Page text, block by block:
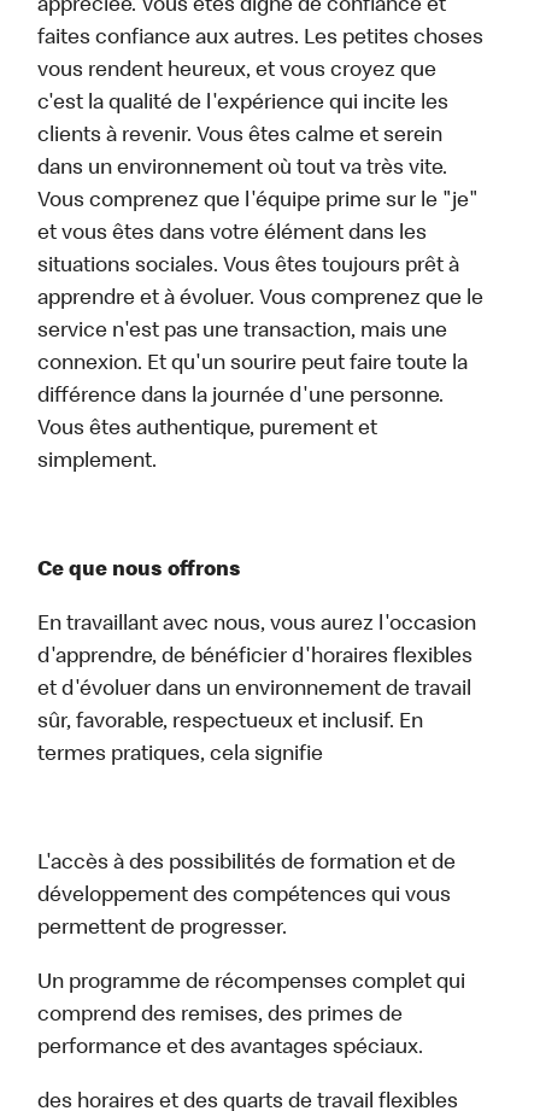
appréciée. Vous êtes digne de confiance et
faites confiance aux autres. Les petites choses
vous rendent heureux, et vous croyez que
c'est la qualité de l'expérience qui incite les
clients à revenir. Vous êtes calme et serein
dans un environnement où tout va très vite.
Vous comprenez que l'équipe prime sur le "je"
et vous êtes dans votre élément dans les
situations sociales. Vous êtes toujours prêt à
apprendre et à évoluer. Vous comprenez que le
service n'est pas une transaction, mais une
connexion. Et qu'un sourire peut faire toute la
différence dans la journée d'une personne.
Vous êtes authentique, purement et
simplement.
Ce que nous offrons
En travaillant avec nous, vous aurez l'occasion
d'apprendre, de bénéficier d'horaires flexibles
et d'évoluer dans un environnement de travail
sûr, favorable, respectueux et inclusif. En
termes pratiques, cela signifie
L'accès à des possibilités de formation et de
développement des compétences qui vous
permettent de progresser.
Un programme de récompenses complet qui
comprend des remises, des primes de
performance et des avantages spéciaux.
des horaires et des quarts de travail flexibles